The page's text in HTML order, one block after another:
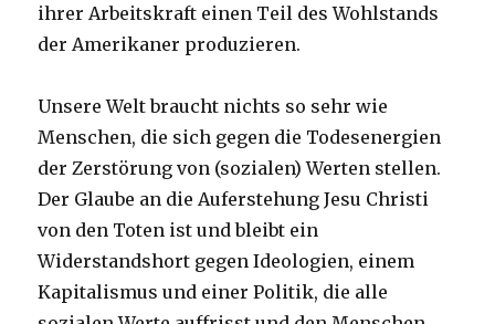
ihrer Arbeitskraft einen Teil des Wohlstands
der Amerikaner produzieren.
Unsere Welt braucht nichts so sehr wie
Menschen, die sich gegen die Todesenergien
der Zerstörung von (sozialen) Werten stellen.
Der Glaube an die Auferstehung Jesu Christi
von den Toten ist und bleibt ein
Widerstandshort gegen Ideologien, einem
Kapitalismus und einer Politik, die alle